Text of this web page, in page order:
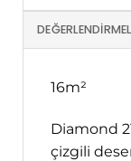
16m²
Diamond
çizgili